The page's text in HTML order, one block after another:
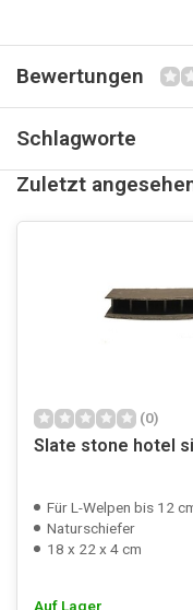
Bewertungen
Schlagworte
Zuletzt
(0)
Slate stone hotel
Für L-Welpen bis 12
Naturschiefer
18 x 22 x 4 cm
Auf Lager